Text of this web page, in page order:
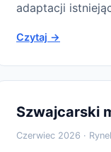
adaptacji
Czytaj →
Szwajcarski
Czerwiec 2026 ·